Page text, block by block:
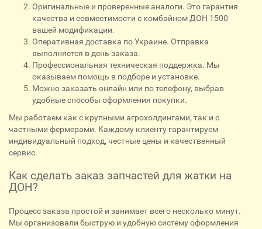
Оригинальные и проверенные аналоги. Это гарантия
качества и совместимости с комбайном ДОН 1500
вашей модификации.
Оперативная доставка по Украине. Отправка
выполняется в день заказа.
Профессиональная техническая поддержка. Мы
оказываем помощь в подборе и установке.
Можно заказать онлайн или по телефону, выбрав
удобные способы оформления покупки.
Мы работаем как с крупными агрохолдингами, так и с
частными фермерами. Каждому клиенту гарантируем
индивидуальный подход, честные цены и качественный
сервис.
Как сделать заказ запчастей для жатки на
ДОН?
Процесс заказа простой и занимает всего несколько минут.
Мы организовали быструю и удобную систему оформления